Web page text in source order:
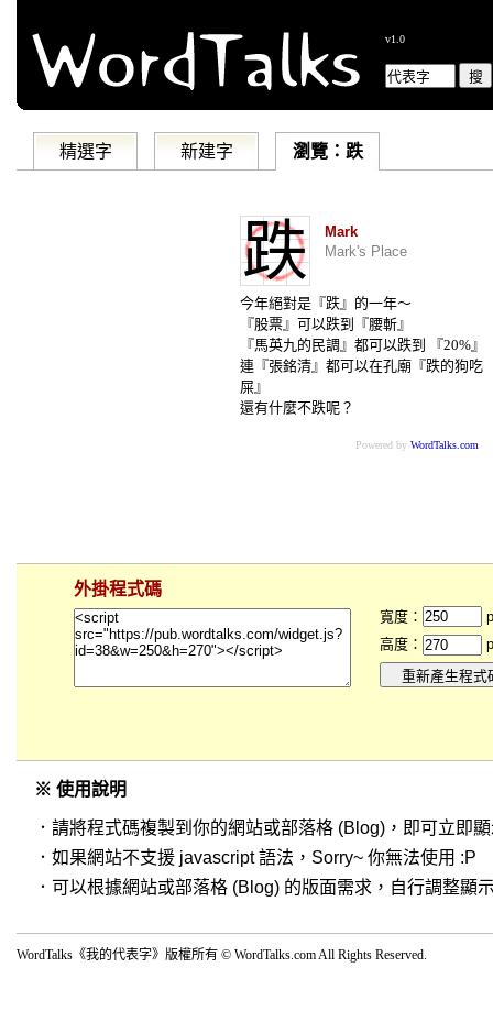
v1.0
精選字 新建字 瀏覽：跌
外掛程式碼
寬度：
高度：
※ 使用說明
．請將程式碼複製到你的網站或部落格 (Blog)，即可立即
．如果網站不支援 javascript 語法，Sorry~ 你無法使用 :P
．可以根據網站或部落格 (Blog) 的版面需求，自行調整顯
WordTalks《我的代表字》版權所有 © WordTalks.com All Rights Reserved.